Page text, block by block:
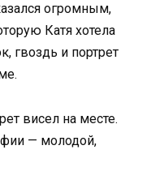
огромным,
Катя хотела
гвоздь и портрет
висел на месте.
— молодой,